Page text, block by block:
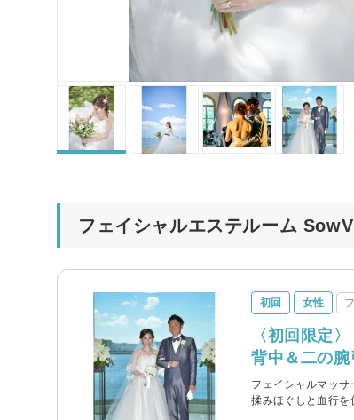
フェイシャルエステルーム
初回 女性
〈初回限定
背中＆二の腕
フェイシャルマッ
揉みほぐしと血行を